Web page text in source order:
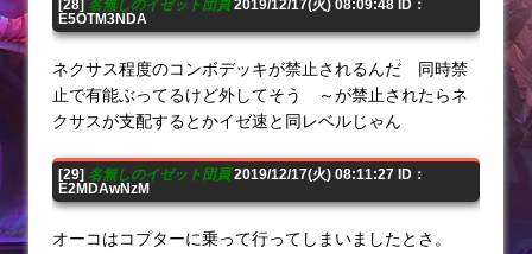
[28] 名無しのイゼット団員2019/12/17(火) 08:09:48 ID：
E5OTM3NDA
ネクサス程度のコンボデッキが禁止されるんだ 同時禁
止で有能ぶってるけど外してそう ～が禁止されたらネ
クサスが支配するとかイゼ速と同レベルじゃん
[29] 名無しのイゼット団員2019/12/17(火) 08:11:27 ID：
E2MDAwNzM
オーコはコプターに乗って行ってしまいましたとさ。